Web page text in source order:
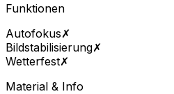
Funktionen
Autofokus✗
Bildstabilisierung✗
Wetterfest✗
Material & Info